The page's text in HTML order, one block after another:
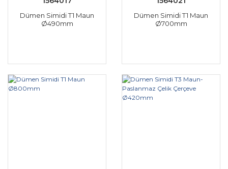
Dümen Simidi T1 Maun
Ø490mm
Dümen Simidi T1 Maun
Ø700mm